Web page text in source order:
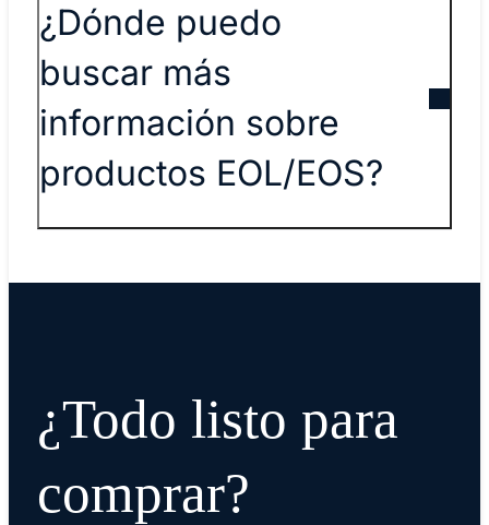
¿Dónde puedo
buscar más
información sobre
productos EOL/EOS?
¿Todo listo para
comprar?